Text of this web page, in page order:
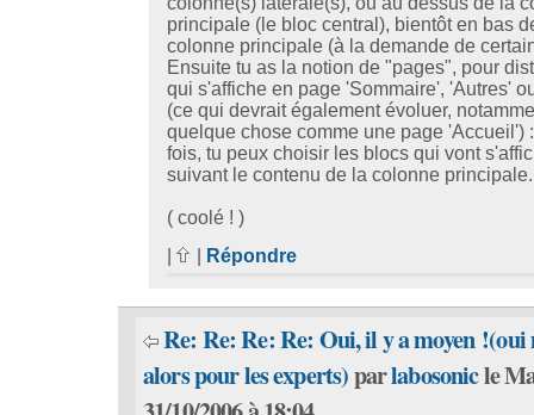
principale (le bloc central), bientôt en bas
colonne principale (à la demande de
Ensuite tu as la notion de "pages", pour
qui s'affiche en page 'Sommaire', 'Autres'
(ce qui devrait également évoluer,
quelque chose comme une page 'Accueil')
fois, tu peux choisir les blocs qui vont
suivant le contenu de la colonne principale.
( coolé ! )
Répondre
Re: Re: Re: Re: Oui, il y a moyen !(oui
alors pour les experts)parlabosonicle